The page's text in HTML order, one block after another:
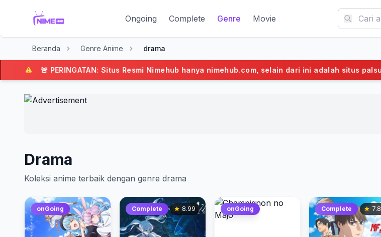
Ongoing Complete Genre Movie
Beranda Genre Anime drama
Situs Resmi Nimehub hanya nimehub.com, selain dari ini adalah situs palsu! 🚨 🚨
Drama
Koleksi anime terbaik dengan genre drama
onGoing Complete 8.99 onGoing Complete